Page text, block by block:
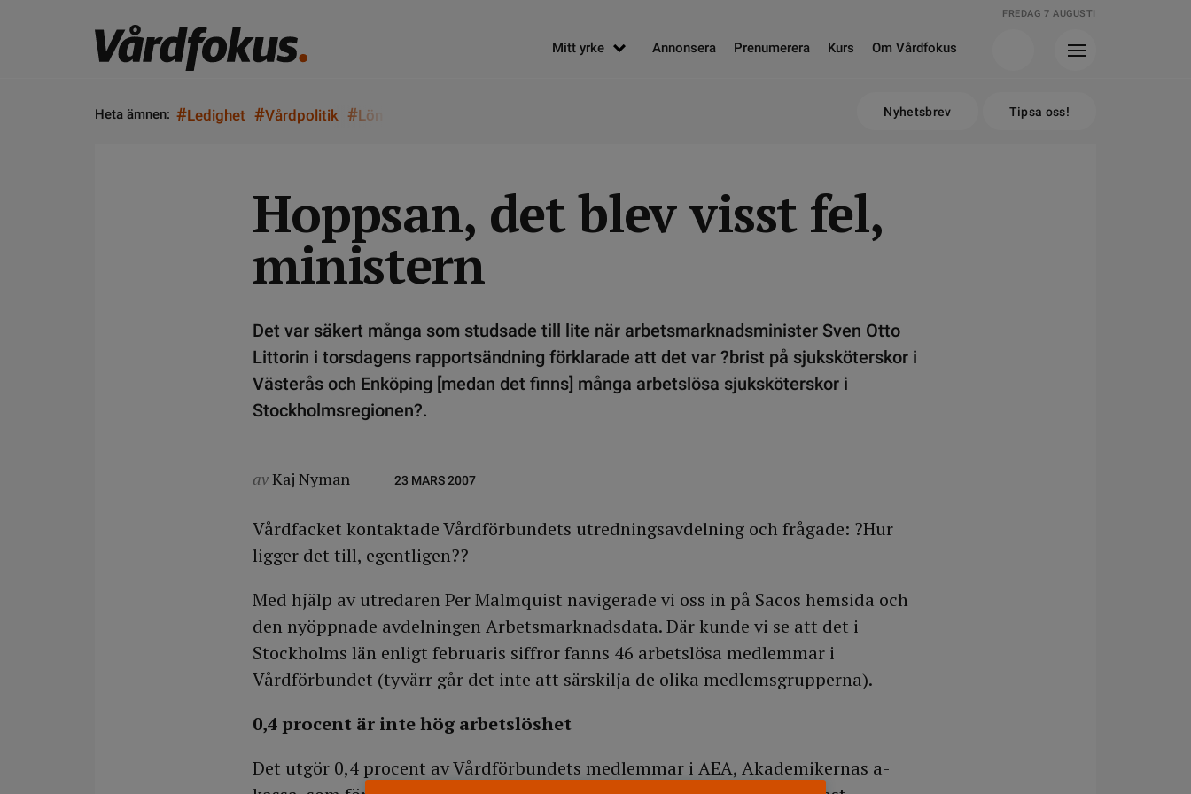
FREDAG 7 AUGUSTI
Mitt yrke Annonsera Prenumerera Kurs Om Vårdfokus
Heta ämnen: #Ledighet #Vårdpolitik #Lön Nyhetsbrev Tipsa oss!
Hoppsan, det blev visst fel,
ministern
Det var säkert många som studsade till lite när arbetsmarknadsminister Sven Otto
Littorin i torsdagens rapportsändning förklarade att det var ?brist på sjuksköterskor i
Västerås och Enköping [medan det finns] många arbetslösa sjuksköterskor i
Stockholmsregionen?.
avKaj Nyman 23 MARS 2007
Vårdfacket kontaktade Vårdförbundets utredningsavdelning och frågade: ?Hur
ligger det till, egentligen??
Med hjälp av utredaren Per Malmquist navigerade vi oss in på Sacos hemsida och
den nyöppnade avdelningen Arbetsmarknadsdata. Där kunde vi se att det i
Stockholms län enligt februaris siffror fanns 46 arbetslösa medlemmar i
Vårdförbundet (tyvärr går det inte att särskilja de olika medlemsgrupperna).
0,4 procent är inte hög arbetslöshet
Det utgör 0,4 procent av Vårdförbundets medlemmar i AEA, Akademikernas a-